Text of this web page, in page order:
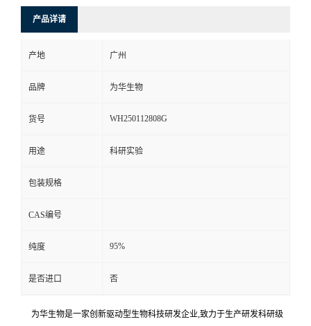
产品详请
产地 广州
品牌 为华生物
货号 WH250112808G
用途 科研实验
包装规格
CAS编号
纯度 95%
是否进口 否
为华生物是一家创新驱动型生物科技研发企业,致力于生产研发科研级